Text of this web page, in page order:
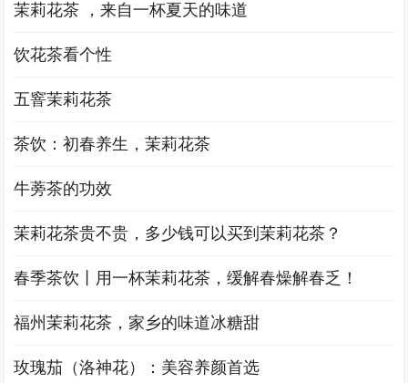
茉莉花茶 ，来自一杯夏天的味道
饮花茶看个性
五窨茉莉花茶
茶饮：初春养生，茉莉花茶
牛蒡茶的功效
茉莉花茶贵不贵，多少钱可以买到茉莉花茶？
春季茶饮丨用一杯茉莉花茶，缓解春燥解春乏！
福州茉莉花茶，家乡的味道冰糖甜
玫瑰茄（洛神花）：美容养颜首选